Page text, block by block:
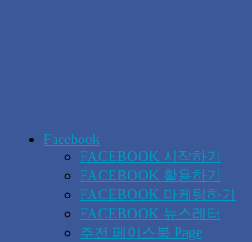
Facebook
FACEBOOK 시작하기
FACEBOOK 활용하기
FACEBOOK 마케팅하기
FACEBOOK 뉴스레터
추천 페이스북 Page